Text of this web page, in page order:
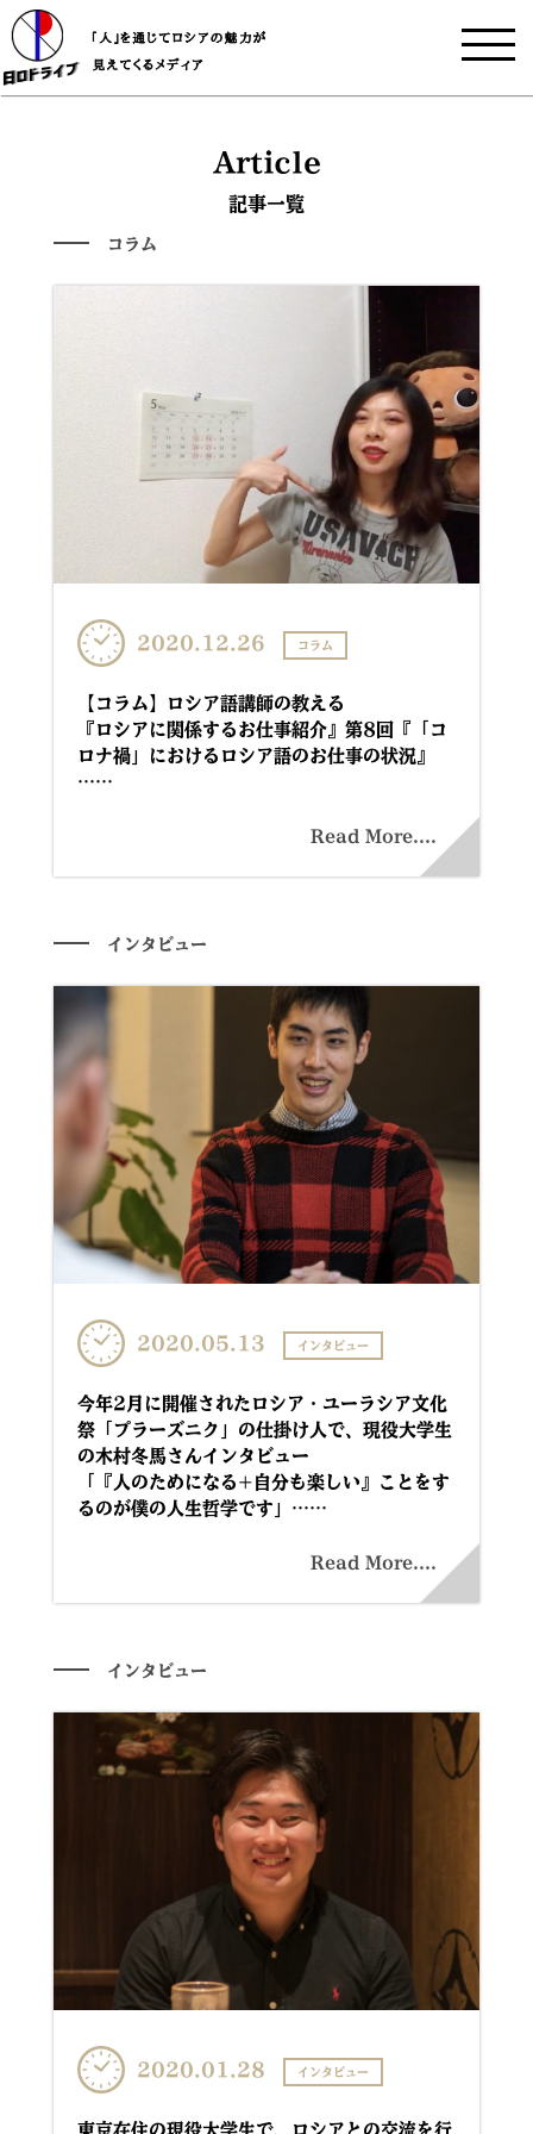
Article
記事一覧
コラム
2020.12.26 コラム
【コラム】ロシア語講師の教える
『ロシアに関係するお仕事紹介』第8回『「コ
ロナ禍」におけるロシア語のお仕事の状況』
……
Read More....
インタビュー
2020.05.13 インタビュー
今年2月に開催されたロシア・ユーラシア文化
祭「プラーズニク」の仕掛け人で、現役大学生
の木村冬馬さんインタビュー
「『人のためになる+自分も楽しい』ことをす
るのが僕の人生哲学です」……
Read More....
インタビュー
2020.01.28 インタビュー
東京在住の現役大学生で、ロシアとの交流を行